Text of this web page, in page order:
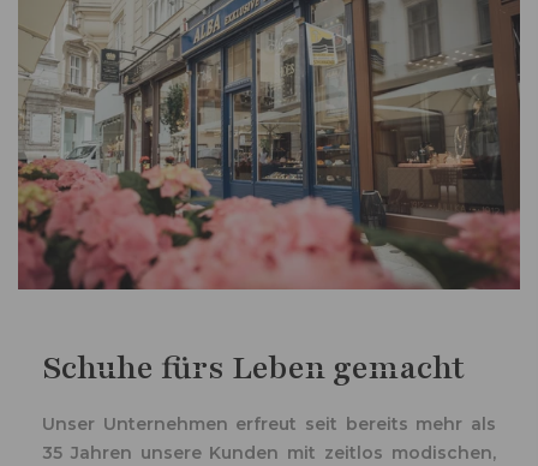
Schuhe fürs Leben gemacht
Unser Unternehmen erfreut seit bereits mehr als
35 Jahren unsere Kunden mit zeitlos modischen,